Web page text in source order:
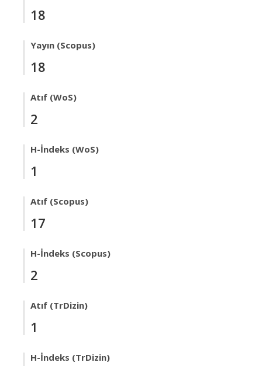
18
Yayın (Scopus)
18
Atıf (WoS)
2
H-İndeks (WoS)
1
Atıf (Scopus)
17
H-İndeks (Scopus)
2
Atıf (TrDizin)
1
H-İndeks (TrDizin)